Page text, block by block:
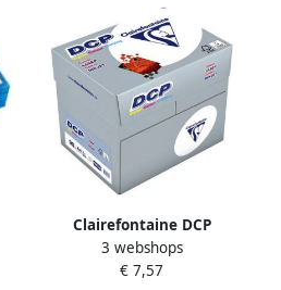
Clairefontaine DCP
presentatiepapier A4 90 g
pak van 500 vel
3 webshops
€ 7,57